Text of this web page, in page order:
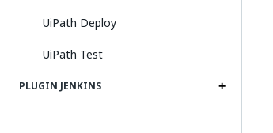
UiPath Deploy
UiPath Test
PLUGIN JENKINS